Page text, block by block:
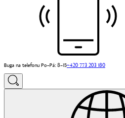
Buga na telefonu Po–Pá: 8–15+420 773 203 180